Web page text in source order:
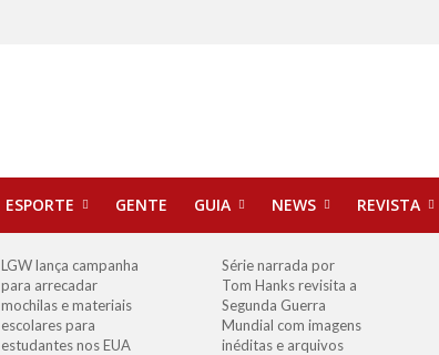
ESPORTE GENTE GUIA NEWS REVISTA
LGW lança campanha
para arrecadar
mochilas e materiais
escolares para
estudantes nos EUA
Série narrada por
Tom Hanks revisita a
Segunda Guerra
Mundial com imagens
inéditas e arquivos